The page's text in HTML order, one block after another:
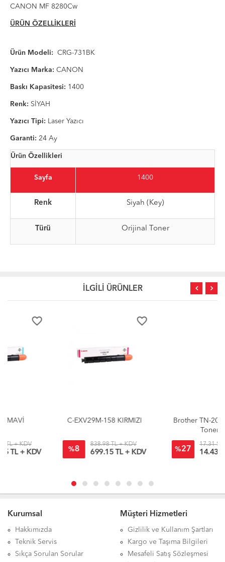
CANON MF 8280Cw
ÜRÜN ÖZELLİKLERİ
Ürün Modeli: CRG-731BK
Yazıcı Marka: CANON
Baskı Kapasitesi: 1400
Renk: SİYAH
Yazıcı Tipi: Laser Yazıcı
Garanti: 24 Ay
Ürün Özellikleri
Sayfa 1400
Renk Siyah (Key)
Türü Orijinal Toner
İLGİLİ ÜRÜNLER
C-EXV29M-158 KIRMIZI
%8
838.98 TL + KDV
699.15 TL + KDV
Brother TN-2025 Siyah
%27
17.31 $ + KDV
14.43 $ + KDV
Kurumsal
Hakkımızda
Teknik Servis
Sıkça Sorulan Sorular
Müşteri Hizmetleri
Gizlilik ve Kullanım Şartları
Kargo ve Taşıma Bilgileri
Mesafeli Satış Sözleşmesi